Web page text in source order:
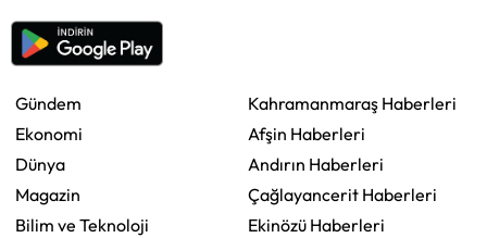
Gündem
Ekonomi
Dünya
Magazin
Bilim ve Teknoloji
Kahramanmaraş Haberleri
Afşin Haberleri
Andırın Haberleri
Çağlayancerit Haberleri
Ekinözü Haberleri